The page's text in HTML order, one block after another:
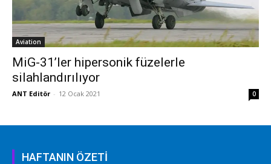
Aviation
MiG-31’ler hipersonik füzelerle
silahlandırılıyor
ANT Editör - 12 Ocak 2021 0
HAFTANIN ÖZETİ